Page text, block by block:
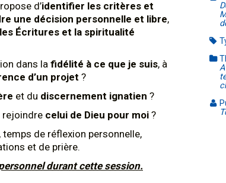
d’identifier les critères et
une décision personnelle et libre,
les Écritures et la spiritualité
dans la fidélité à ce que je suis, à
d’un projet ?
et du discernement ignatien ?
rejoindre celui de Dieu pour moi ?
de réflexion personnelle,
et de prière.
durant cette session.